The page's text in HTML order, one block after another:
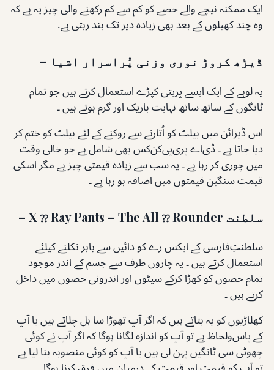
ایک ممکنہ نیچے والے حصے کو کم سے کم رکھنے والی چیز یہ ہے کہ
وہ چند کھیلوں کے بعد بھی زیادہ دیر تک بند رہتی ہے.
ڈیڑھ کروڑ نوری وزنی پُراسرار اشیا –
یہ لوہے کے ایک ایسے پریتی کپڑے استعمال کرتے ہیں جو تمام
ٹانگوں کے ساتھ ساتھ نہایت باریک اور گرم ہوتے ہیں ۔
اس ڈیزائن میں بیلٹ کو اُتارنے سے روکنے کے لئے بیلٹ کو ختم کر
دیا جاتا ہے ۔ ڈی‌اے پری‌پی‌کن‌کس بھی شامل ہے جو خالی وقت
میں چوری کر رہا ہے ۔ یہ سب سے زیادہ قیمتی چیز ہے مگر اسکی
قیمت سنگین قیمتوں میں اضافہ ہو رہا ہے ۔
سلطنت X ⁇ Ray Pants – The All ⁇ Rounder –
سلطنتِ‌فارسی کے ایکس رے کو دائیں سے باہر نکلنے کیلئے
استعمال کرتے ہیں ۔ یہ چاروں طرف سے جسم کے اندر موجود
تمام حصوں کو کھڑا کرکے سیٹوں اور اندرونی حصوں میں داخل
کرتے ہیں ۔
کھلاڑیوں کو یہ بتاتے ہیں کہ اگر آپ تھوڑا سا ہل چلاتے ہیں یا آپ
کے پاس‌ولحاظ ہے تو آپ کو اندازہ لگانا ہوگا کہ اگر آپ نے کوئی
چھوٹی سی ٹانگیں پہن لی ہیں یا آپ کو کوئی منصوبہ بنا لیا ہے